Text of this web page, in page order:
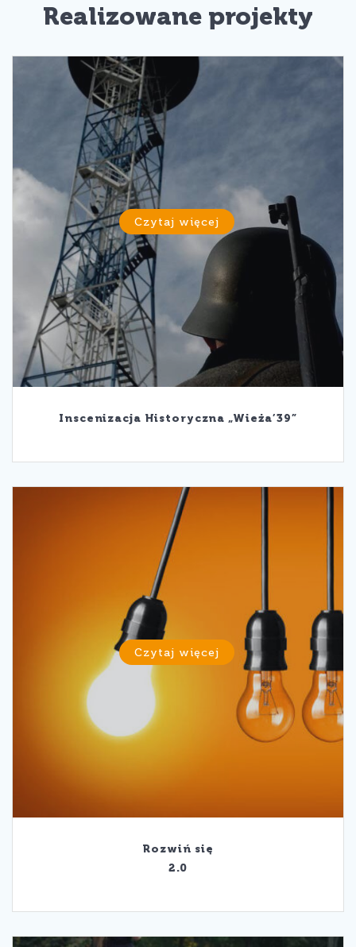
Realizowane projekty
Czytaj więcej
Inscenizacja Historyczna „Wieża’39”
Czytaj więcej
Rozwiń się
2.0